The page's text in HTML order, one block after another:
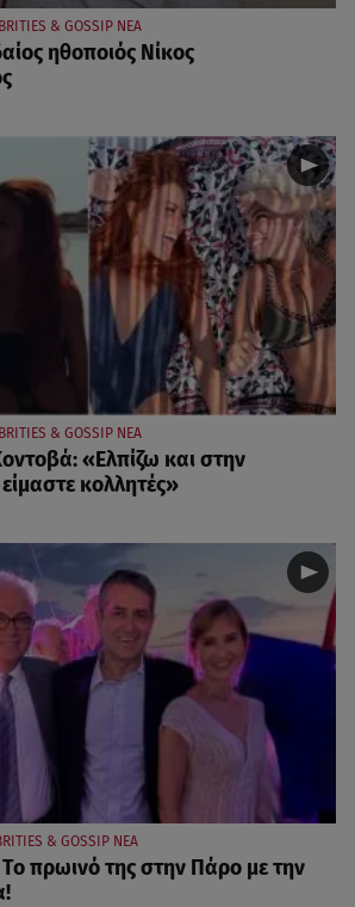
& GOSSIP ΝΕΑ
ηθοποιός Νίκος
& GOSSIP ΝΕΑ
«Ελπίζω και στην
κολλητές»
& GOSSIP ΝΕΑ
πρωινό της στην Πάρο με την